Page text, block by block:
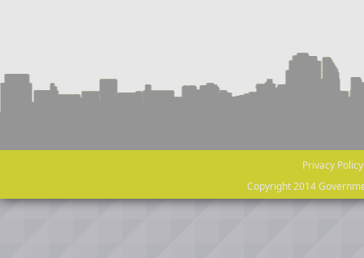
Privacy Policy
Copyright 2014